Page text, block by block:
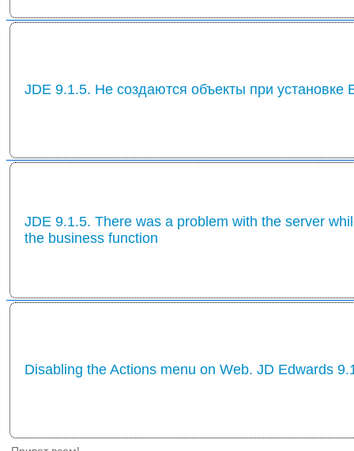
JDE 9.1.5. Не создаются объекты при установке
JDE 9.1.5. There was a problem with the server
the business function
Disabling the Actions menu on Web. JD Edwards